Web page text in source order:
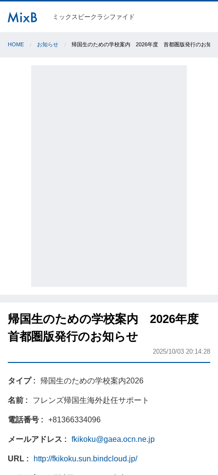
ミックスビークラシファイド
HOME お知らせ 帰国生のための学校案内 2026年度 首都圏版発行のお知ら
帰国生のための学校案内 2026年度
首都圏版発行のお知らせ
2025/10/03 20:14:28
タイプ 帰国生のための学校案内2026
名前 フレンズ帰国生海外赴任サポート
電話番号 +81366334096
メールアドレス fkikoku@gaea.ocn.ne.jp
URL http://fkikoku.sun.bindcloud.jp/